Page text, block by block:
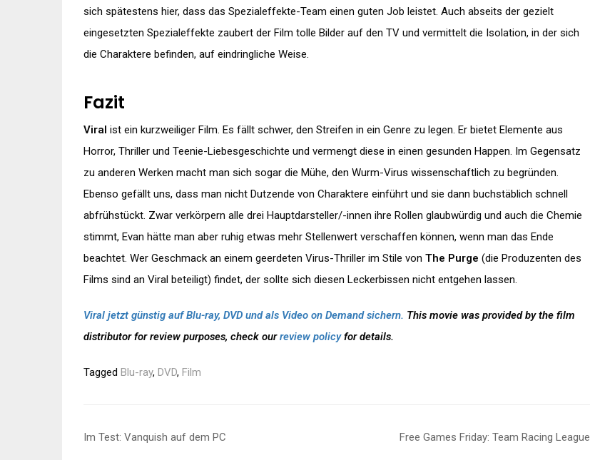
sich spätestens hier, dass das Spezialeffekte-Team einen guten Job leistet. Auch abseits der gezielt
eingesetzten Spezialeffekte zaubert der Film tolle Bilder auf den TV und vermittelt die Isolation, in der sich
die Charaktere befinden, auf eindringliche Weise.
Fazit
Viral ist ein kurzweiliger Film. Es fällt schwer, den Streifen in ein Genre zu legen. Er bietet Elemente aus
Horror, Thriller und Teenie-Liebesgeschichte und vermengt diese in einen gesunden Happen. Im Gegensatz
zu anderen Werken macht man sich sogar die Mühe, den Wurm-Virus wissenschaftlich zu begründen.
Ebenso gefällt uns, dass man nicht Dutzende von Charaktere einführt und sie dann buchstäblich schnell
abfrühstückt. Zwar verkörpern alle drei Hauptdarsteller/-innen ihre Rollen glaubwürdig und auch die Chemie
stimmt, Evan hätte man aber ruhig etwas mehr Stellenwert verschaffen können, wenn man das Ende
beachtet. Wer Geschmack an einem geerdeten Virus-Thriller im Stile von The Purge (die Produzenten des
Films sind an Viral beteiligt) findet, der sollte sich diesen Leckerbissen nicht entgehen lassen.
Viral jetzt günstig auf Blu-ray, DVD und als Video on Demand sichern. This movie was provided by the film
distributor for review purposes, check ourreview policyfor details.
Tagged Blu-ray, DVD, Film
Beitragsnavigation
Im Test: Vanquish auf dem PC Free Games Friday: Team Racing League